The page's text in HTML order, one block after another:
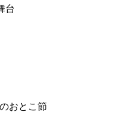
台
おとこ節